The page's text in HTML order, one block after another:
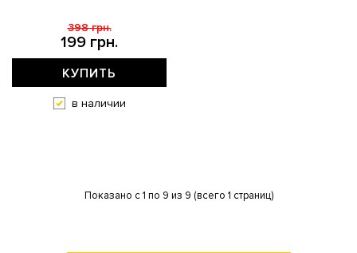
199 грн.
398 грн.
КУПИТЬ
в наличии
Показано с 1 по 9 из 9 (всего 1 страниц)